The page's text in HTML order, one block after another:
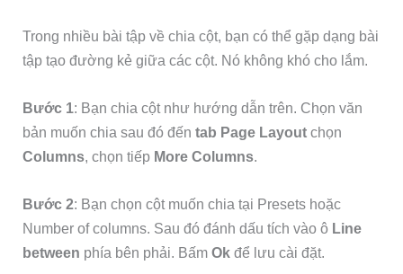
Trong nhiều bài tập về chia cột, bạn có thể gặp dạng bài
tập tạo đường kẻ giữa các cột. Nó không khó cho lắm.
Bước 1: Bạn chia cột như hướng dẫn trên. Chọn văn
bản muốn chia sau đó đếntab Page Layout chọn
Columns, chọn tiếp More Columns.
Bước 2: Bạn chọn cột muốn chia tại Presets hoặc
Number of columns. Sau đó đánh dấu tích vào ô Line
between phía bên phải. BấmOk để lưu cài đặt.